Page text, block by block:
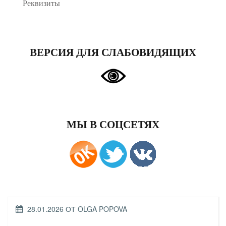
Реквизиты
ВЕРСИЯ ДЛЯ СЛАБОВИДЯЩИХ
МЫ В СОЦСЕТЯХ
ОПУБЛИКОВАНО
28.01.2026 ОТ OLGA POPOVA